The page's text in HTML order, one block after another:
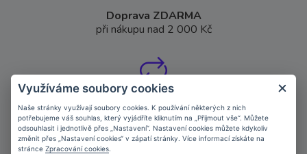
Doprava ZDARMA
při nákupu nad 2 000 Kč
Garance výměny zboží
do 14 dní od doručení
Využíváme soubory cookies
Naše stránky využívají soubory cookies. K používání některých z nich
potřebujeme váš souhlas, který vyjádříte kliknutím na „Přijmout vše“. Můžete
odsouhlasit i jednotlivě přes „Nastavení“. Nastavení cookies můžete kdykoliv
změnit přes „Nastavení cookies“ v zápatí stránky. Více informací získáte na
stránce Zpracování cookies.